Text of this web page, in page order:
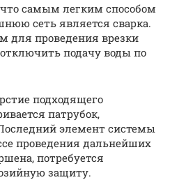
самым легким способом
сеть является сварка.
для проведения врезки
подачу воды по
подходящего
патрубок,
элемент системы
проведения дальнейших
потребуется
защиту.